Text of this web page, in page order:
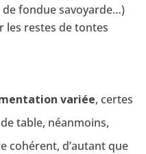
fondue savoyarde…)
les restes de tontes
variée, certes
table, néanmoins,
cohérent, d’autant que